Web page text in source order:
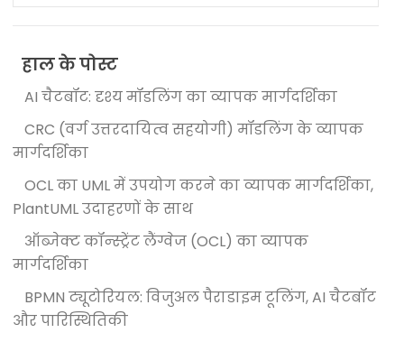
हाल के पोस्ट
AI चैटबॉट: दृश्य मॉडलिंग का व्यापक मार्गदर्शिका
CRC (वर्ग उत्तरदायित्व सहयोगी) मॉडलिंग के व्यापक
मार्गदर्शिका
OCL का UML में उपयोग करने का व्यापक मार्गदर्शिका,
PlantUML उदाहरणों के साथ
ऑब्जेक्ट कॉन्स्ट्रेंट लैंग्वेज (OCL) का व्यापक
मार्गदर्शिका
BPMN ट्यूटोरियल: विजुअल पैराडाइम टूलिंग, AI चैटबॉट
और पारिस्थितिकी